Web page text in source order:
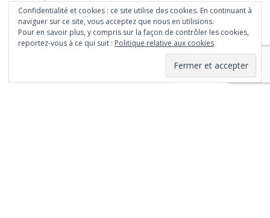
Confidentialité et cookies : ce site utilise des cookies. En continuant à
naviguer sur ce site, vous acceptez que nous en utilisions.
Pour en savoir plus, y compris sur la façon de contrôler les cookies,
reportez-vous à ce qui suit : Politique relative aux cookies